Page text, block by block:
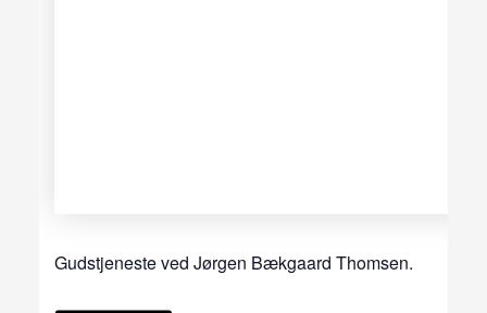
Gudstjeneste ved Jørgen Bækgaard Thomsen.